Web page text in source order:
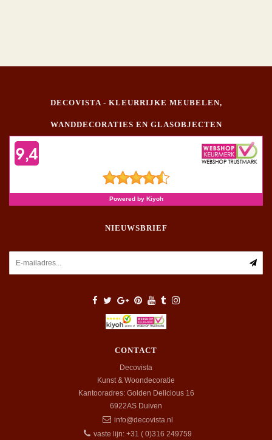
DECOVISTA - KLEURRIJKE MEUBELEN,
WANDDECORATIES EN GLASOBJECTEN
NIEUWSBRIEF
CONTACT
Decovista
Kunst & Woondecoratie
Kantooradres: Golden Delicious 16
6922AS Duiven
info@decovista.nl
vaste lijn: +31 ( 0)316 249759